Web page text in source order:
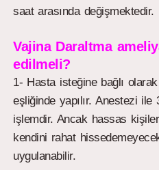
saat arasında değişmektedir.
Vajina Daraltma
edilmeli?
1- Hasta isteğine bağlı
eşliğinde yapılır. Anestezi
işlemdir. Ancak hassas
kendini rahat
uygulanabilir.